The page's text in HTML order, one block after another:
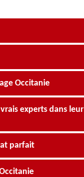
Occitanie
experts dans leur
parfait